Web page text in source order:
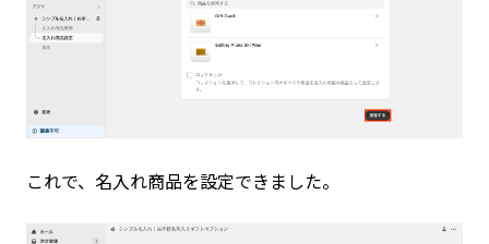
これで、名入れ商品を設定できました。